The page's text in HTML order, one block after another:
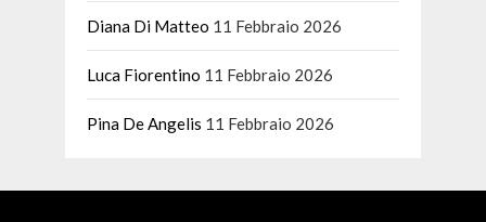
Diana Di Matteo 11 Febbraio 2026
Luca Fiorentino 11 Febbraio 2026
Pina De Angelis 11 Febbraio 2026